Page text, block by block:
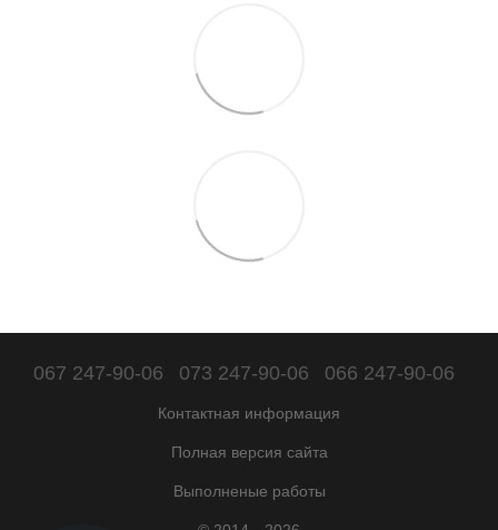
067 247-90-06 073 247-90-06 066 247-90-06
Контактная информация
Полная версия сайта
Выполненые работы